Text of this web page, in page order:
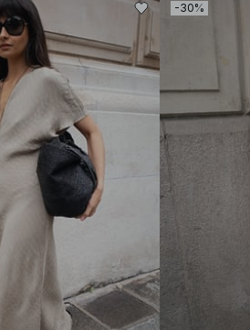
-30%